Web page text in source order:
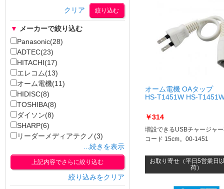
オーム電機 OAタップ
HS-T1451W HS-
￥314
増設できるUSBチャージャ
コード 15cm。00-1451
お取り寄せ（平日5営業日
荷）
クリア
▼ メーカーで絞り込む
Panasonic(28)
ADTEC(23)
HITACHI(17)
エレコム(13)
オーム電機(11)
HIDISC(8)
TOSHIBA(8)
ダイソン(8)
SHARP(6)
リーダーメディアテクノ(3)
...続きを表示
上記内容でさらに絞り込む
絞り込みをクリア